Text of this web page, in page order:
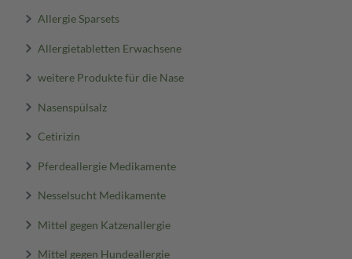
Allergie Sparsets
Allergietabletten Erwachsene
weitere Produkte für die Nase
Nasenspülsalz
Cetirizin
Pferdeallergie Medikamente
Nesselsucht Medikamente
Mittel gegen Katzenallergie
Mittel gegen Hundeallergie